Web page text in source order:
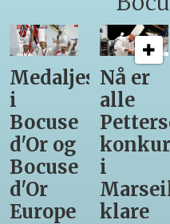
Medaljestatistikk
i
Bocuse
d'Or og
Bocuse
d'Or
Europe
Nå er
alle
i
klare